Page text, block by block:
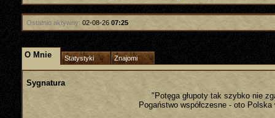
Ostatnio aktywny: 02-08-26 07:25
O Mnie Statystyki Znajomi
Sygnatura
"Potęga głupoty tak szybko nie
Pogaństwo współczesne - oto Polska